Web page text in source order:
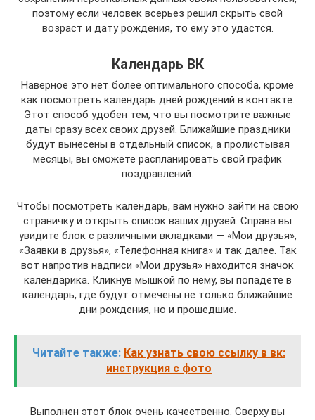
поэтому если человек всерьез решил скрыть свой
возраст и дату рождения, то ему это удастся.
Календарь ВК
Наверное это нет более оптимального способа, кроме
как посмотреть календарь дней рождений в контакте.
Этот способ удобен тем, что вы посмотрите важные
даты сразу всех своих друзей. Ближайшие праздники
будут вынесены в отдельный список, а пролистывая
месяцы, вы сможете распланировать свой график
поздравлений.
Чтобы посмотреть календарь, вам нужно зайти на свою
страничку и открыть список ваших друзей. Справа вы
увидите блок с различными вкладками — «Мои друзья»,
«Заявки в друзья», «Телефонная книга» и так далее. Так
вот напротив надписи «Мои друзья» находится значок
календарика. Кликнув мышкой по нему, вы попадете в
календарь, где будут отмечены не только ближайшие
дни рождения, но и прошедшие.
Читайте также: Как узнать свою ссылку в вк:
инструкция с фото
Выполнен этот блок очень качественно. Сверху вы